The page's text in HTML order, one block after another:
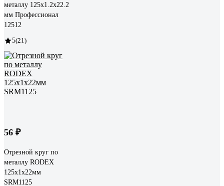
металлу 125x1.2x22.2
мм Профессионал
12512
5(21)
56 ₽
Отрезной круг по
металлу RODEX
125x1х22мм
SRM1125